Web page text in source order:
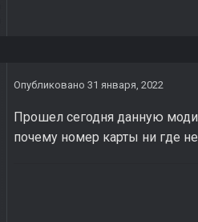
Опубликовано 31 января, 2022
Прошел сегодня данную
почему номер карты ни где